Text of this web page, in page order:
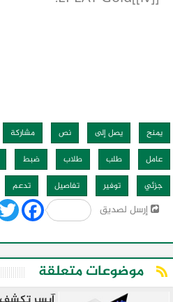
يمنح يصل إلى نص مشاركة
عامل
طلب طلاب ضبط
جزئي
توفير تفاصيل تدعم
إرسل لصديق Twitter Facebook
موضوعات متعلقة